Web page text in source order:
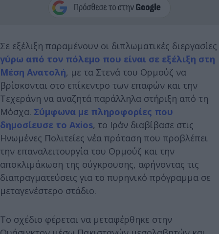
Σε εξέλιξη παραμένουν οι διπλωματικές διεργασίες
γύρω από τον πόλεμο που είναι σε εξέλιξη στη
Μέση Ανατολή, με τα Στενά του Ορμούζ να
βρίσκονται στο επίκεντρο των επαφών και την
Τεχεράνη να αναζητά παράλληλα στήριξη από τη
Μόσχα. Σύμφωνα με πληροφορίες που
δημοσίευσε το Axios, το Ιράν διαβίβασε στις
Ηνωμένες Πολιτείες νέα πρόταση που προβλέπει
την επαναλειτουργία του Ορμούζ και την
αποκλιμάκωση της σύγκρουσης, αφήνοντας τις
διαπραγματεύσεις για το πυρηνικό πρόγραμμα σε
μεταγενέστερο στάδιο.
Το σχέδιο φέρεται να μεταφέρθηκε στην